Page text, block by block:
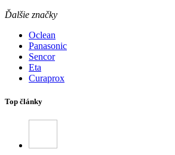
Ďalšie značky
Oclean
Panasonic
Sencor
Eta
Curaprox
Top články